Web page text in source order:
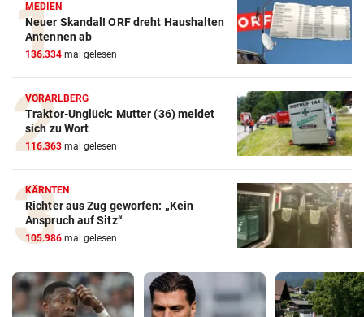
MEDIEN
Neuer Skandal! ORF dreht Haushalten
Antennen ab
136.334 mal gelesen
VORARLBERG
Traktor-Unglück: Mutter (36) meldet
sich zu Wort
116.363 mal gelesen
KÄRNTEN
Richter aus Zug geworfen: „Kein
Anspruch auf Sitz“
105.986 mal gelesen